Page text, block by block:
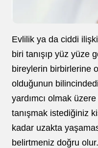
Evlilik ya da ciddi
biri tanışıp yüz yüze
bireylerin birbirlerine
olduğunun
yardımcı olmak
tanışmak istediğiniz
kadar uzakta
belirtmeniz doğru